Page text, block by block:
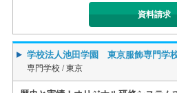
資料請求
学校法人池田学園 東京服飾専門学
専門学校 /東京